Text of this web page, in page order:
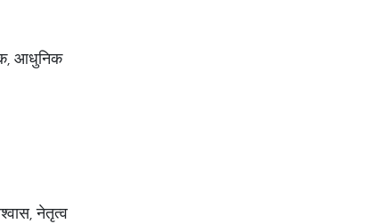
आधुनिक
नेतृत्व